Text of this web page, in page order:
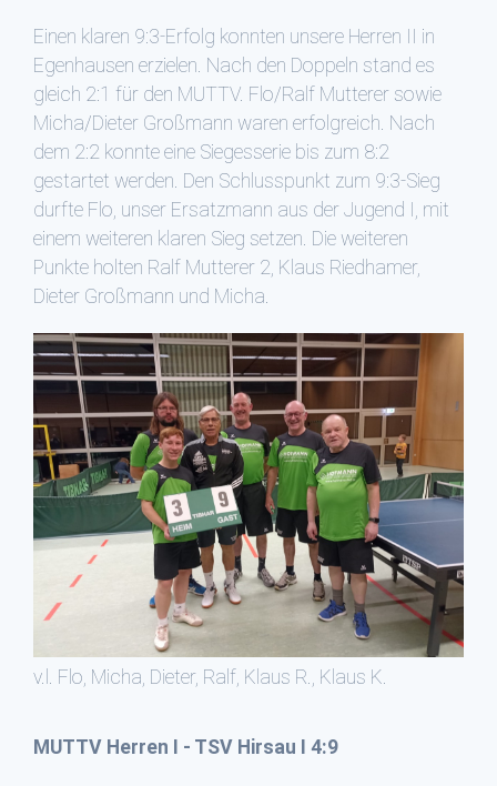
Einen klaren 9:3-Erfolg konnten unsere Herren II in
Egenhausen erzielen. Nach den Doppeln stand es
gleich 2:1 für den MUTTV. Flo/Ralf Mutterer sowie
Micha/Dieter Großmann waren erfolgreich. Nach
dem 2:2 konnte eine Siegesserie bis zum 8:2
gestartet werden. Den Schlusspunkt zum 9:3-Sieg
durfte Flo, unser Ersatzmann aus der Jugend I, mit
einem weiteren klaren Sieg setzen. Die weiteren
Punkte holten Ralf Mutterer 2, Klaus Riedhamer,
Dieter Großmann und Micha.
v.l. Flo, Micha, Dieter, Ralf, Klaus R., Klaus K.
MUTTV Herren I - TSV Hirsau I 4:9